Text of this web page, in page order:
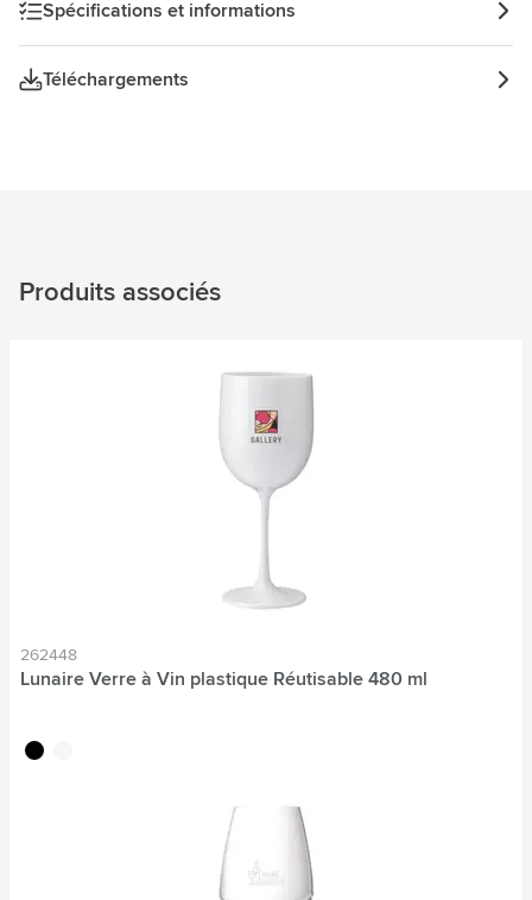
Spécifications et informations
Téléchargements
Produits associés
262448
Lunaire Verre à Vin plastique Réutisable 480 ml
noir